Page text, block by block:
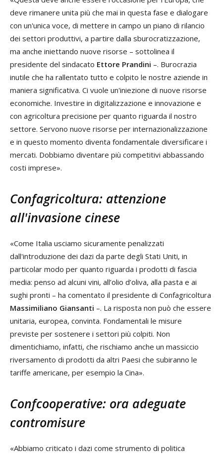
deve rimanere unita più che mai in questa fase e dialogare
con un'unica voce, di mettere in campo un piano di rilancio
dei settori produttivi, a partire dalla sburocratizzazione,
ma anche iniettando nuove risorse – sottolinea il
presidente del sindacato Ettore Prandini –. Burocrazia
inutile che ha rallentato tutto e colpito le nostre aziende in
maniera significativa. Ci vuole un'iniezione di nuove risorse
economiche. Investire in digitalizzazione e innovazione e
con agricoltura precisione per quanto riguarda il nostro
settore. Servono nuove risorse per internazionalizzazione
e in questo momento diventa fondamentale diversificare i
mercati. Dobbiamo diventare più competitivi abbassando
costi imprese».
Confagricoltura: attenzione
all'invasione cinese
«Come Italia usciamo sicuramente penalizzati
dall'introduzione dei dazi da parte degli Stati Uniti, in
particolar modo per quanto riguarda i prodotti di fascia
media: penso ad alcuni vini, all’olio d’oliva, alla pasta e ai
sughi pronti – ha comentato il presidente di Confagricoltura
Massimiliano Giansanti –. La risposta non può che essere
unitaria, europea, convinta. Fondamentali le misure
previste per sostenere i settori più colpiti. Non
dimentichiamo, infatti, che rischiamo anche un massiccio
riversamento di prodotti da altri Paesi che subiranno le
tariffe americane, per esempio la Cina».
Confcooperative: ora adeguate
contromisure
«Abbiamo criticato i dazi come strumento di politica